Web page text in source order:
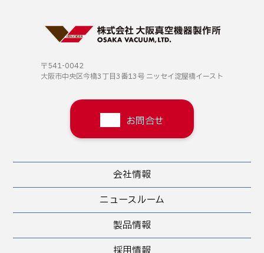
〒541-0042
大阪市中央区今橋3丁目3番13号 ニッセイ淀屋橋イースト
お問合せ
会社情報
ニュースルーム
製品情報